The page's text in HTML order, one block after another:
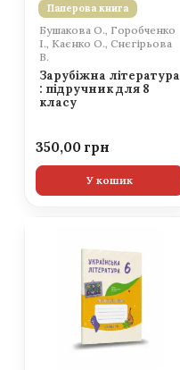
Паперова книга
Бушакова О., Горобченко
І., Каєнко О., Снєгірьова
В.
Зарубіжна література
: підручник для 8
класу
350,00
У кошик